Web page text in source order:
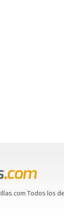
Todos los